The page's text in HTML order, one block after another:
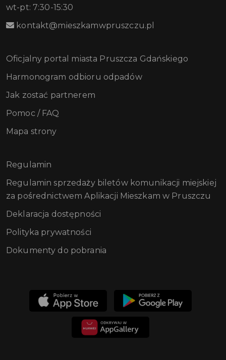
wt-pt: 7:30-15:30
kontakt@mieszkamwpruszczu.pl
Oficjalny portal miasta Pruszcza Gdańskiego
Harmonogram odbioru odpadów
Jak zostać partnerem
Pomoc / FAQ
Mapa strony
Regulamin
Regulamin sprzedaży biletów komunikacji miejskiej
za pośrednictwem Aplikacji Mieszkam w Pruszczu
Deklaracja dostępności
Polityka prywatności
Dokumenty do pobrania